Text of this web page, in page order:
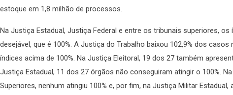
estoque em 1,8 milhão de processos.
Na Justiça Estadual, Justiça Federal e entre os tribunais superiores,
desejável, que é 100%. A Justiça do Trabalho baixou 102,9% dos
índices acima de 100%. Na Justiça Eleitoral, 19 dos 27 também
Justiça Estadual, 11 dos 27 órgãos não conseguiram atingir o 100%.
Superiores, nenhum atingiu 100% e, por fim, na Justiça Militar